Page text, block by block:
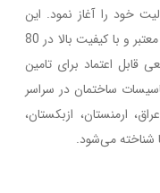
خود را آغاز نمود. این
مجموعه کامل و تخصصی با ارائه محصولات معتبر و با کیفیت بالا در 80
قابل اعتماد برای تامین
ساختمان در سراسر
ارمنستان، ازبکستان،
شناخته می‌شود.